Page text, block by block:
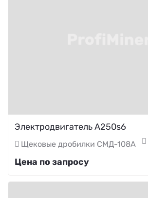
Электродвигатель A250s6
Щековые дробилки СМД-108А
Цена по запросу